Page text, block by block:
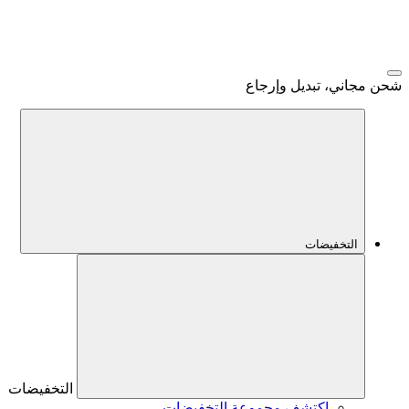
شحن مجاني، تبديل وإرجاع
التخفيضات
التخفيضات